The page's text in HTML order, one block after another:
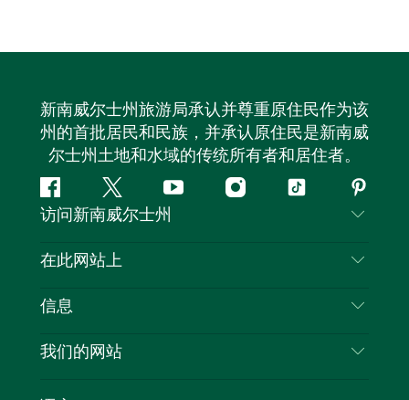
新南威尔士州旅游局承认并尊重原住民作为该
州的首批居民和民族，并承认原住民是新南威
尔士州土地和水域的传统所有者和居住者。
Facebook叽
叽
喳
YouTubeInstagram
抖
访问新南威尔士州
联系我们
隐私
Cookie 通知
在此网站上
目的地
新南威尔士州公路旅行
信息
旅行信息
我们的网站